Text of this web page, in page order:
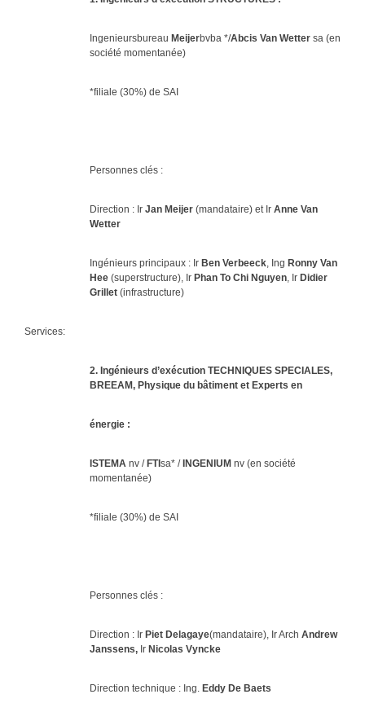
Ingenieursbureau Meijerbvba */Abcis Van Wetter sa (en
société momentanée)
*filiale (30%) de SAI
Personnes clés :
Direction : Ir Jan Meijer (mandataire) et Ir Anne Van
Wetter
Ingénieurs principaux : Ir Ben Verbeeck, Ing Ronny Van
Hee (superstructure), Ir Phan To Chi Nguyen, Ir Didier
Grillet (infrastructure)
Services:
2. Ingénieurs d’exécution TECHNIQUES SPECIALES,
BREEAM, Physique du bâtiment et Experts en
énergie :
ISTEMA nv / FTIsa* / INGENIUM nv (en société
momentanée)
*filiale (30%) de SAI
Personnes clés :
Direction : Ir Piet Delagaye(mandataire), Ir Arch Andrew
Janssens, Ir Nicolas Vyncke
Direction technique : Ing. Eddy De Baets